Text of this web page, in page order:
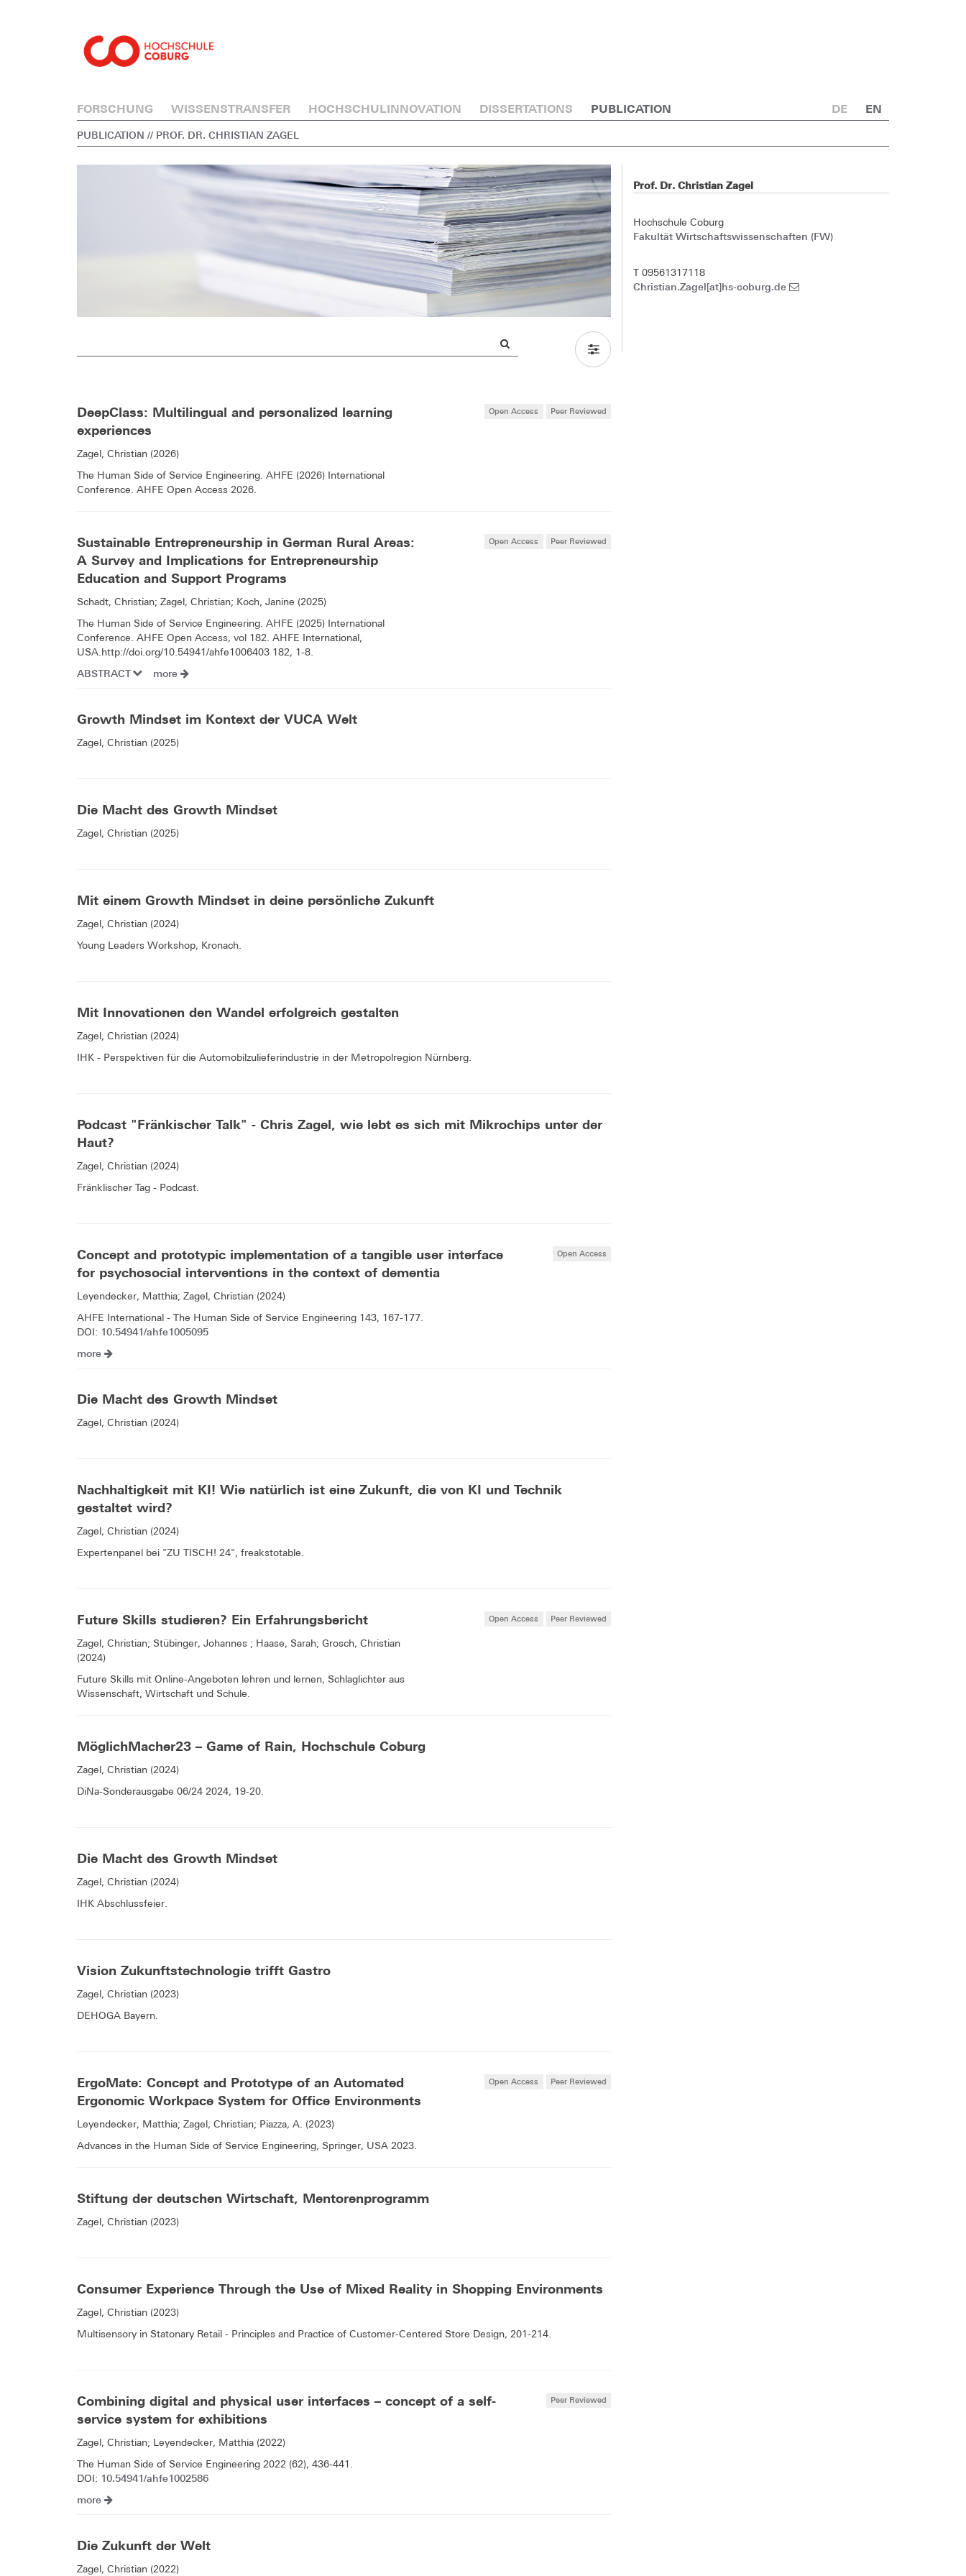
FORSCHUNG WISSENSTRANSFER HOCHSCHULINNOVATION DISSERTATIONS PUBLICATION DE EN
PUBLICATION // PROF. DR. CHRISTIAN ZAGEL
DeepClass: Multilingual and personalized learning
experiences
Zagel, Christian (2026)
The Human Side of Service Engineering. AHFE (2026) International
Conference. AHFE Open Access 2026.
Open Access Peer Reviewed
Sustainable Entrepreneurship in German Rural Areas:
A Survey and Implications for Entrepreneurship
Education and Support Programs
Schadt, Christian; Zagel, Christian; Koch, Janine (2025)
The Human Side of Service Engineering. AHFE (2025) International
Conference. AHFE Open Access, vol 182. AHFE International,
USA.http://doi.org/10.54941/ahfe1006403 182, 1-8.
Open Access Peer Reviewed
ABSTRACT more
Growth Mindset im Kontext der VUCA Welt
Zagel, Christian (2025)
Die Macht des Growth Mindset
Zagel, Christian (2025)
Mit einem Growth Mindset in deine persönliche Zukunft
Zagel, Christian (2024)
Young Leaders Workshop, Kronach.
Mit Innovationen den Wandel erfolgreich gestalten
Zagel, Christian (2024)
IHK - Perspektiven für die Automobilzulieferindustrie in der Metropolregion Nürnberg.
Podcast "Fränkischer Talk" - Chris Zagel, wie lebt es sich mit Mikrochips unter der
Haut?
Zagel, Christian (2024)
Fränklischer Tag - Podcast.
Concept and prototypic implementation of a tangible user interface
for psychosocial interventions in the context of dementia
Leyendecker, Matthia; Zagel, Christian (2024)
AHFE International - The Human Side of Service Engineering 143, 167-177.
DOI: 10.54941/ahfe1005095
Open Access
more
Die Macht des Growth Mindset
Zagel, Christian (2024)
Nachhaltigkeit mit KI! Wie natürlich ist eine Zukunft, die von KI und Technik
gestaltet wird?
Zagel, Christian (2024)
Expertenpanel bei "ZU TISCH! 24", freakstotable.
Future Skills studieren? Ein Erfahrungsbericht
Zagel, Christian; Stübinger, Johannes ; Haase, Sarah; Grosch, Christian
(2024)
Future Skills mit Online-Angeboten lehren und lernen, Schlaglichter aus
Wissenschaft, Wirtschaft und Schule.
Open Access Peer Reviewed
MöglichMacher23 – Game of Rain, Hochschule Coburg
Zagel, Christian (2024)
DiNa-Sonderausgabe 06/24 2024, 19-20.
Die Macht des Growth Mindset
Zagel, Christian (2024)
IHK Abschlussfeier.
Vision Zukunftstechnologie trifft Gastro
Zagel, Christian (2023)
DEHOGA Bayern.
ErgoMate: Concept and Prototype of an Automated
Ergonomic Workpace System for Office Environments
Leyendecker, Matthia; Zagel, Christian; Piazza, A. (2023)
Advances in the Human Side of Service Engineering, Springer, USA 2023.
Open Access Peer Reviewed
Stiftung der deutschen Wirtschaft, Mentorenprogramm
Zagel, Christian (2023)
Consumer Experience Through the Use of Mixed Reality in Shopping Environments
Zagel, Christian (2023)
Multisensory in Statonary Retail - Principles and Practice of Customer-Centered Store Design, 201-214.
Combining digital and physical user interfaces – concept of a self-
service system for exhibitions
Zagel, Christian; Leyendecker, Matthia (2022)
The Human Side of Service Engineering 2022 (62), 436-441.
DOI: 10.54941/ahfe1002586
Peer Reviewed
more
Die Zukunft der Welt
Zagel, Christian (2022)
Prof. Dr. Christian Zagel
Hochschule Coburg
Fakultät Wirtschaftswissenschaften (FW)
T 09561317118
Christian.Zagel[at]hs-coburg.de